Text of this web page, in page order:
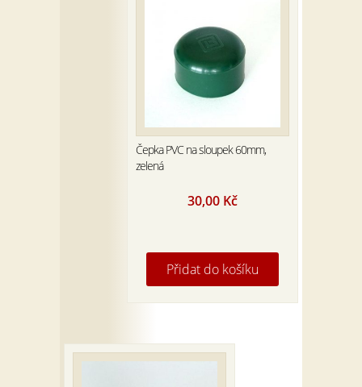
Čepka PVC na sloupek 60mm,
zelená
30,00 Kč
Přidat do košíku